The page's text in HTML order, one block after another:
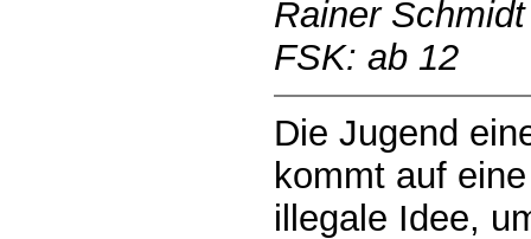
Rainer
FSK: ab 12
Die Jugend
kommt auf
illegale Idee,